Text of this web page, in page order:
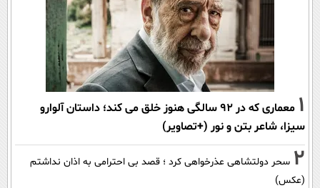
1
معماری که در 92 سالگی هنوز خلق می کند؛ داستان آلوارو
سیزا، شاعر بتن و نور (+تصاویر)
2 سحر دولتشاهی عذرخواهی کرد ؛ قصد بی احترامی به اذان نداشتم
(عکس)